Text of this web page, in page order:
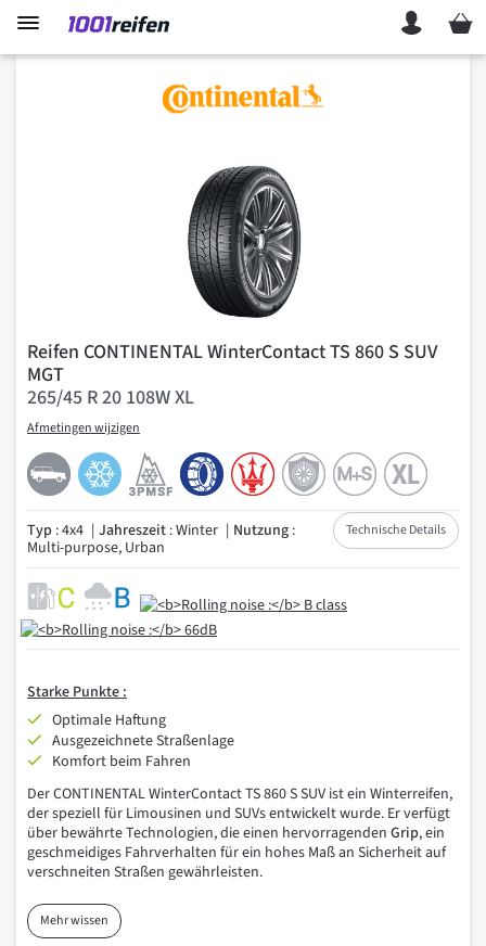
Mein
Reifen CONTINENTAL WinterContact TS 860 S SUV
MGT
265/45 R 20 108W XL
Afmetingen wijzigen
Technische Details
Typ : 4x4 Jahreszeit : Winter Nutzung :
Multi-purpose, Urban
Starke Punkte :
Optimale Haftung
Ausgezeichnete Straßenlage
Komfort beim Fahren
Der CONTINENTAL WinterContact TS 860 S SUV ist ein Winterreifen,
der speziell für Limousinen und SUVs entwickelt wurde. Er verfügt
über bewährte Technologien, die einen hervorragenden Grip, ein
geschmeidiges Fahrverhalten für ein hohes Maß an Sicherheit auf
verschneiten Straßen gewährleisten.
Mehr wissen